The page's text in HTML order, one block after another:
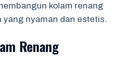
kolam renang
yang nyaman dan estetis.
Renang